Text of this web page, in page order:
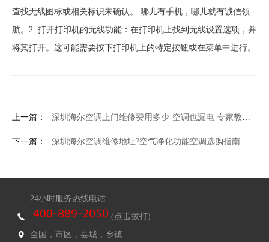
查找无线图标或相关标识来确认。 哪儿有手机，哪儿就有诚信领
航。2. 打开打印机的无线功能：在打印机上找到无线设置选项，并
将其打开。这可能需要按下打印机上的特定按钮或在菜单中进行。
上一篇： 深圳海尔空调上门维修费用多少-空调也漏电 专家教你如何远离危险
下一篇： 深圳海尔空调维修地址?空气净化功能空调选购指南
24小时服务热线电话
(点击拨打)
全国，市区，县城，乡镇